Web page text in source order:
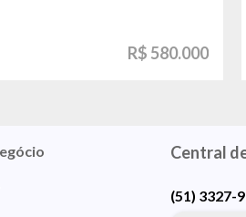
R$ 580.000
Central
(51) 3327-